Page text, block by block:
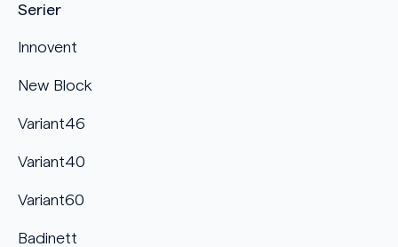
Serier
Innovent
New Block
Variant46
Variant40
Variant60
Badinett